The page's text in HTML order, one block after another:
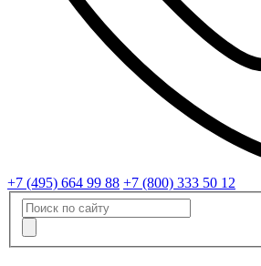
+7 (495) 664 99 88 +7 (800) 333 50 12